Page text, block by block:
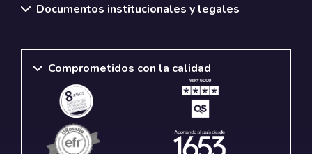
Documentos institucionales y legales
Comprometidos con la calidad